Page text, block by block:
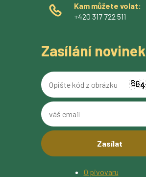
O pivovaru
Kam můžete volat:
+420 317 722 511
Zasílání novinek
Opište
kód
váš
email